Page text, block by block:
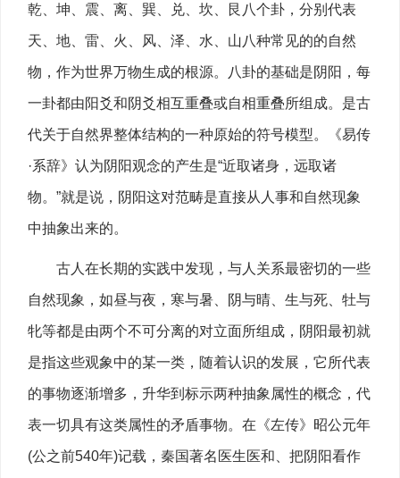
乾、坤、震、离、巽、兑、坎、艮八个卦，分别代表
天、地、雷、火、风、泽、水、山八种常见的的自然
物，作为世界万物生成的根源。八卦的基础是阴阳，每
一卦都由阳爻和阴爻相互重叠或自相重叠所组成。是古
代关于自然界整体结构的一种原始的符号模型。《易传
·系辞》认为阴阳观念的产生是“近取诸身，远取诸
物。”就是说，阴阳这对范畴是直接从人事和自然现象
中抽象出来的。
古人在长期的实践中发现，与人关系最密切的一些
自然现象，如昼与夜，寒与暑、阴与晴、生与死、牡与
牝等都是由两个不可分离的对立面所组成，阴阳最初就
是指这些观象中的某一类，随着认识的发展，它所代表
的事物逐渐增多，升华到标示两种抽象属性的概念，代
表一切具有这类属性的矛盾事物。在《左传》昭公元年
(公之前540年)记载，秦国著名医生医和、把阴阳看作